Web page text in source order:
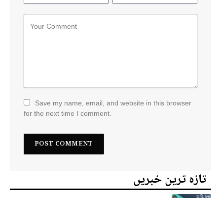
Save my name, email, and website in this browser
for the next time I comment.
تازہ ترین خبریں